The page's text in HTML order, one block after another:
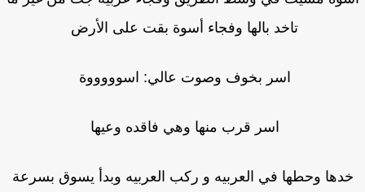
تاخد بالها وفجاء أسوة بقت على الأرض
اسر بخوف وصوت عالي: اسوووووة
اسر قرب منها وهي فاقده وعيها
وحطها في العربيه و ركب العربيه وبدأ يسوق بسرعة